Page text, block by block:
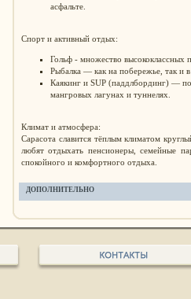
асфальте.
Спорт и активный отдых:
Гольф - множество высококлассных
Рыбалка — как на побережье, так и
Каякинг и SUP (паддлбординг) —
мангровых лагунах и туннелях.
Климат и атмосфера:
Сарасота славится тёплым климатом
любят отдыхать пенсионеры, семейные
спокойного и комфортного отдыха.
ДОПОЛНИТЕЛЬНО